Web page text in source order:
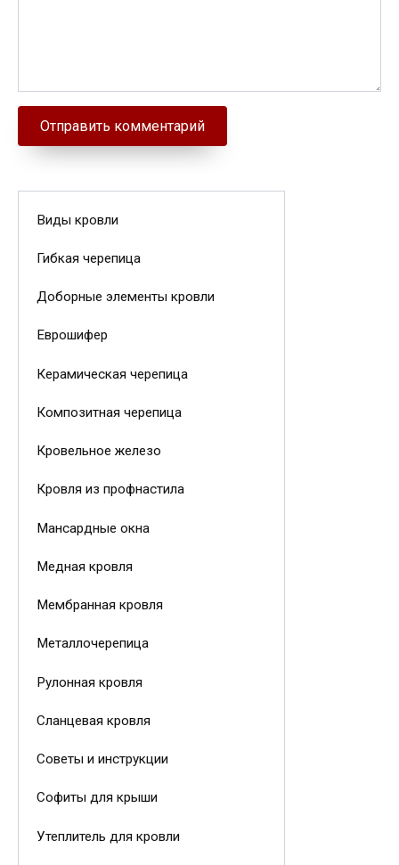
Виды кровли
Гибкая черепица
Доборные элементы кровли
Еврошифер
Керамическая черепица
Композитная черепица
Кровельное железо
Кровля из профнастила
Мансардные окна
Медная кровля
Мембранная кровля
Металлочерепица
Рулонная кровля
Сланцевая кровля
Советы и инструкции
Софиты для крыши
Утеплитель для кровли